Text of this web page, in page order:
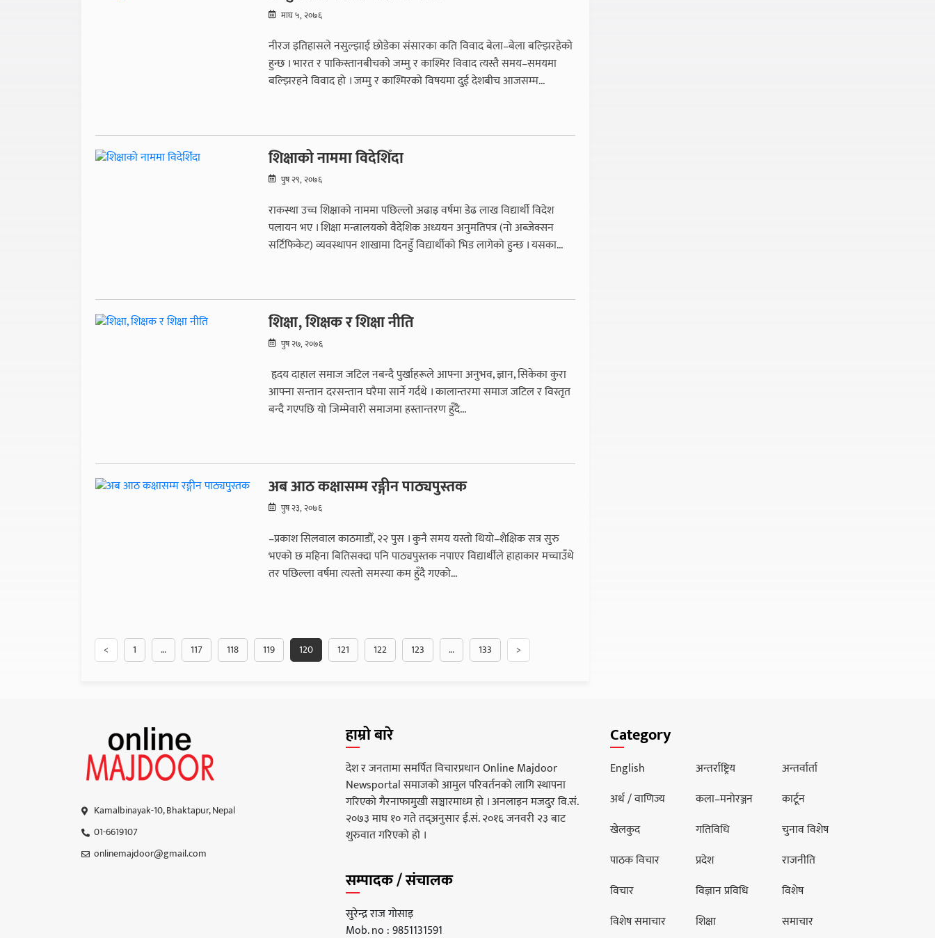
माघ ५, २०७६
नीरज इतिहासले नसुल्झाई छोडेका संसारका कति विवाद बेला–बेला बल्झिरहेको
हुन्छ । भारत र पाकिस्तानबीचको जम्मु र काश्मिर विवाद त्यस्तै समय–समयमा
बल्झिरहने विवाद हो । जम्मु र काश्मिरको विषयमा दुई देशबीच आजसम्म...
शिक्षाको नाममा विदेशिँदा
पुष २९, २०७६
राकस्था उच्च शिक्षाको नाममा पछिल्लो अढाइ वर्षमा डेढ लाख विद्यार्थी विदेश
पलायन भए । शिक्षा मन्त्रालयको वैदेशिक अध्ययन अनुमतिपत्र (नो अब्जेक्सन
सर्टिफिकेट) व्यवस्थापन शाखामा दिनहुँ विद्यार्थीको भिड लागेको हुन्छ । यसका...
शिक्षा, शिक्षक र शिक्षा नीति
पुष २७, २०७६
हृदय दाहाल समाज जटिल नबन्दै पुर्खाहरूले आफ्ना अनुभव, ज्ञान, सिकेका कुरा
आफ्ना सन्तान दरसन्तान घरैमा सार्ने गर्दथे । कालान्तरमा समाज जटिल र विस्तृत
बन्दै गएपछि यो जिम्मेवारी समाजमा हस्तान्तरण हुँदै...
अब आठ कक्षासम्म रङ्गीन पाठ्यपुस्तक
पुष २३, २०७६
–प्रकाश सिलवाल काठमाडौँ, २२ पुस । कुनै समय यस्तो थियो–शैक्षिक सत्र सुरु
भएको छ महिना बितिसक्दा पनि पाठ्यपुस्तक नपाएर विद्यार्थीले हाहाकार मच्चाउँथे
तर पछिल्ला वर्षमा त्यस्तो समस्या कम हुँदै गएको...
< 1 … 117 118 119 120 121 122 123 … 133 >
Kamalbinayak-10, Bhaktapur, Nepal
01-6619107
onlinemajdoor@gmail.com
हाम्रो बारे
देश र जनतामा समर्पित विचारप्रधान Online Majdoor
Newsportal समाजको आमुल परिवर्तनको लागि स्थापना
गरिएको गैरनाफामुखी सञ्चारमाध्म हो । अनलाइन मजदुर वि.सं.
२०७३ माघ १० गते तद्अनुसार ई.सं. २०१६ जनवरी २३ बाट
शुरुवात गरिएको हो ।
सम्पादक / संचालक
सुरेन्द्र राज गोसाइ
Mob. no : 9851131591
Category
English अन्तर्राष्ट्रिय
अन्तर्वार्ता
अर्थ / वाणिज्य
कला–मनोरञ्जन
कार्टून
खेलकुद
गतिविधि
चुनाव विशेष
पाठक विचार
प्रदेश
राजनीति
विचार
विज्ञान प्रविधि
विशेष
विशेष समाचार
शिक्षा समाचार